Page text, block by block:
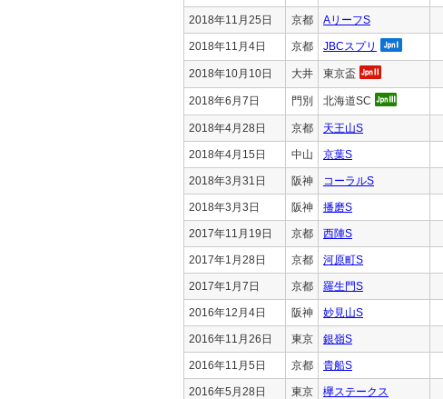
2018年11月25日 京都 AリーフS
2018年11月4日 京都 JBCスプリ
2018年10月10日 大井 東京盃
2018年6月7日 門別 北海道SC
2018年4月28日 京都 天王山S
2018年4月15日 中山 京葉S
2018年3月31日 阪神 コーラルS
2018年3月3日 阪神 播磨S
2017年11月19日 京都 西陣S
2017年1月28日 京都 河原町S
2017年1月7日 京都 羅生門S
2016年12月4日 阪神 妙見山S
2016年11月26日 東京 銀嶺S
2016年11月5日 京都 貴船S
2016年5月28日 東京 欅ステークス